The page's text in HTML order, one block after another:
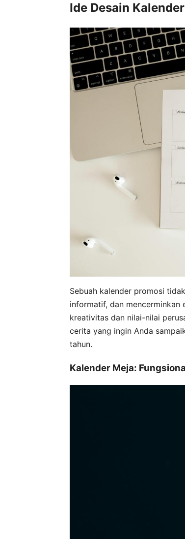
Ide Desain
Sebuah kalender promosi
informatif, dan mencerminkan
kreativitas dan nilai-nilai
cerita yang ingin Anda
tahun.
Kalender Meja: